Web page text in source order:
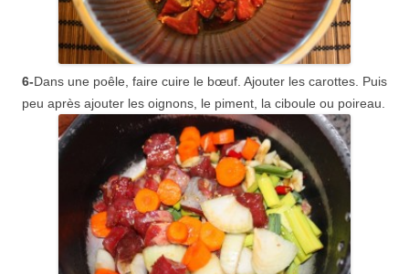
6-Dans une poêle, faire cuire le bœuf. Ajouter les carottes. Puis
peu après ajouter les oignons, le piment, la ciboule ou poireau.